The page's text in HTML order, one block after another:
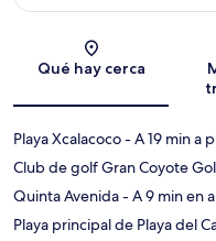
Qué hay cerca
Playa Xcalacoco- A 19 min a
Club de golf Gran Coyote
Quinta Avenida- A 9 min en
Playa principal de Playa del